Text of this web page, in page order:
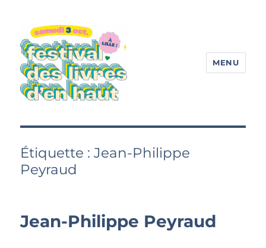
MENU
Étiquette :Jean-Philippe
Peyraud
Jean-Philippe Peyraud